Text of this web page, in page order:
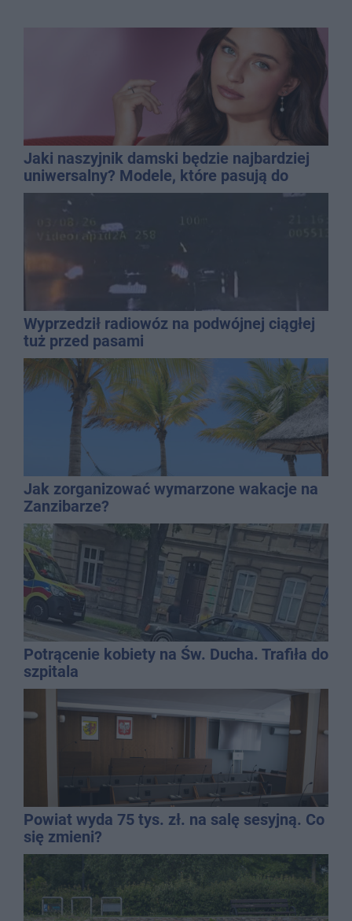
Jaki naszyjnik damski będzie najbardziej
uniwersalny? Modele, które pasują do
wielu stylizacji
Wyprzedził radiowóz na podwójnej ciągłej
tuż przed pasami
Jak zorganizować wymarzone wakacje na
Zanzibarze?
Potrącenie kobiety na Św. Ducha. Trafiła do
szpitala
Powiat wyda 75 tys. zł. na salę sesyjną. Co
się zmieni?